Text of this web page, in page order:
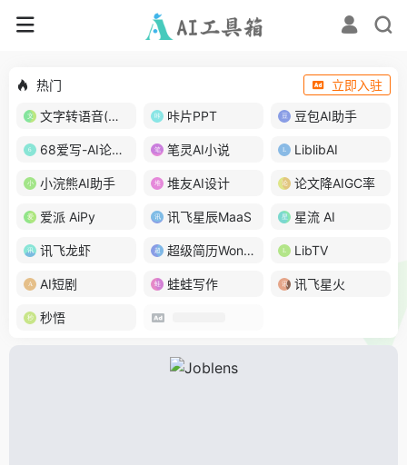
热门
立即入驻
文字转语音(琅琅配音)
咔片PPT 豆包AI助手
68爱写-AI论文写作 笔灵AI小说 LiblibAI
小浣熊AI助手 堆友AI设计 论文降AIGC率
爱派 AiPy 讯飞星辰MaaS 星流 AI
讯飞龙虾 超级简历WonderCV LibTV
AI短剧 蛙蛙写作 讯飞星火
秒悟